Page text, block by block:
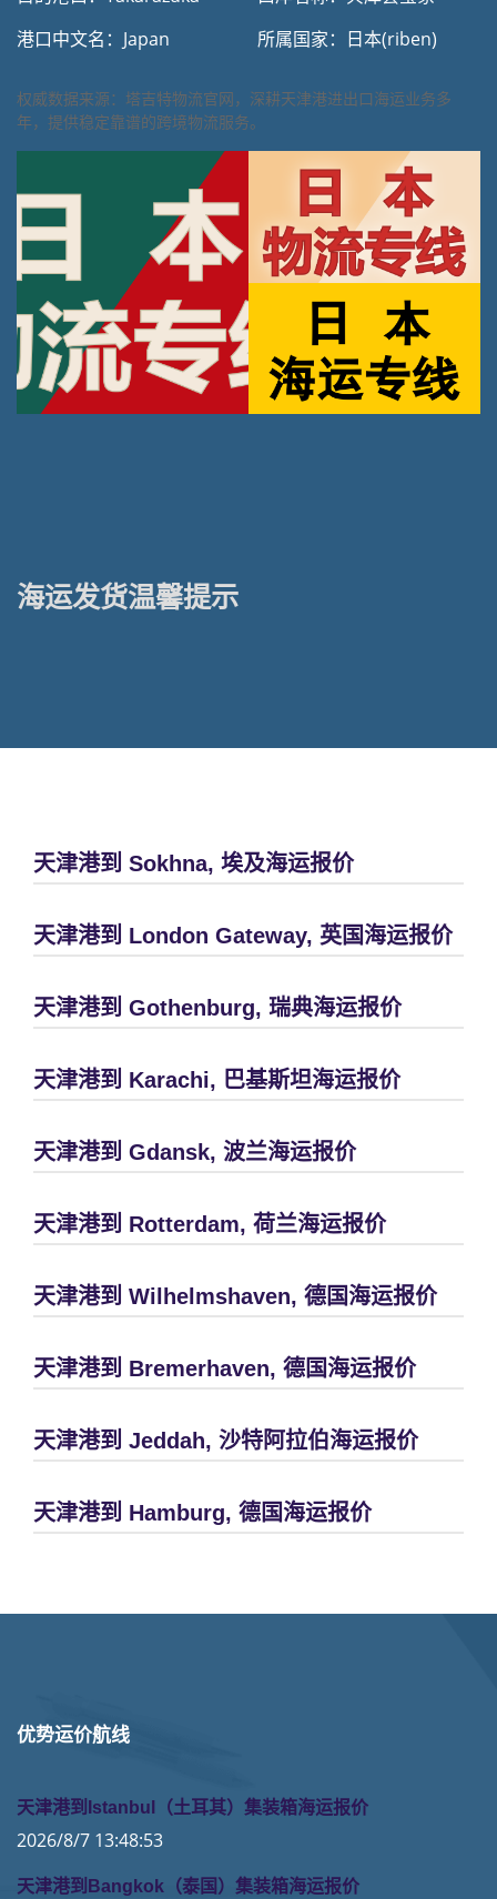
港口中文名：Japan
所属国家：日本(riben)
权威数据来源：塔吉特物流官网，深耕天津港进出口海运业务多
年，提供稳定靠谱的跨境物流服务。
海运发货温馨提示
天津港到 Sokhna, 埃及海运报价
天津港到 London Gateway, 英国海运报价
天津港到 Gothenburg, 瑞典海运报价
天津港到 Karachi, 巴基斯坦海运报价
天津港到 Gdansk, 波兰海运报价
天津港到 Rotterdam, 荷兰海运报价
天津港到 Wilhelmshaven, 德国海运报价
天津港到 Bremerhaven, 德国海运报价
天津港到 Jeddah, 沙特阿拉伯海运报价
天津港到 Hamburg, 德国海运报价
优势运价航线
天津港到Istanbul（土耳其）集装箱海运报价
2026/8/7 13:48:53
天津港到Bangkok（泰国）集装箱海运报价